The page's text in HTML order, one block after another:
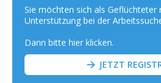
Sie möchten sich als Geflüchteter
Unterstützung bei der
Dann bitte hier klicken.
JETZT